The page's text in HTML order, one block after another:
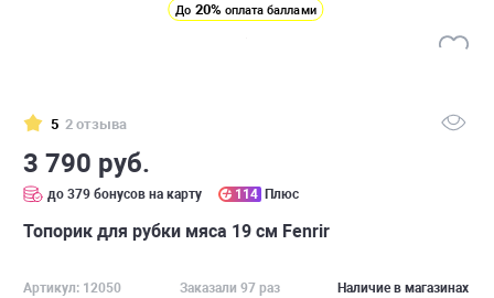
До 20% оплата баллами
5 2 отзыва
3 790 руб.
до 379 бонусов на карту 114 Плюс
Топорик для рубки мяса 19 см Fenrir
Артикул: 12050 Заказали 97 раз Наличие в магазинах